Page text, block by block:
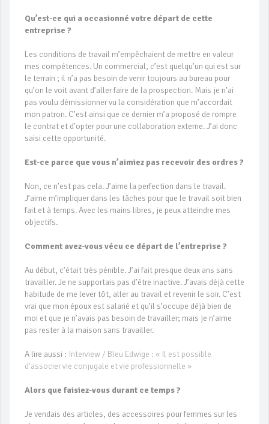
Qu’est-ce qui a occasionné votre départ de cette
entreprise ?
Les conditions de travail m’empêchaient de mettre en valeur
mes compétences. Un commercial, c’est quelqu’un qui est sur
le terrain ; il n’a pas besoin de venir toujours au bureau pour
qu’on le voit avant d’aller faire de la prospection. Mais je n’ai
pas voulu démissionner vu la considération que m’accordait
mon patron. C’est ainsi que ce dernier m’a proposé de rompre
le contrat et d’opter pour une collaboration externe. J’ai donc
saisi cette opportunité.
Est-ce parce que vous n’aimiez pas recevoir des ordres ?
Non, ce n’est pas cela. J’aime la perfection dans le travail.
J’aime m’impliquer dans les tâches pour que le travail soit bien
fait et à temps. Avec les mains libres, je peux atteindre mes
objectifs.
Comment avez-vous vécu ce départ de l’entreprise ?
Au début, c’était très pénible. J’ai fait presque deux ans sans
travailler. Je ne supportais pas d’être inactive. J’avais déjà cette
habitude de me lever tôt, aller au travail et revenir le soir. C’est
vrai que mon époux est salarié et qu’il s’occupe déjà bien de
moi et que je n’avais pas besoin de travailler; mais je n’aime
pas rester à la maison sans travailler.
A lire aussi : Interview / Bleu Edwige : « Il est possible
d’associer vie conjugale et vie professionnelle »
Alors que faisiez-vous durant ce temps ?
Je vendais des articles, des accessoires pour femmes sur les